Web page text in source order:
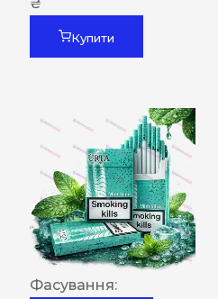
₴
Купити
Фасування: